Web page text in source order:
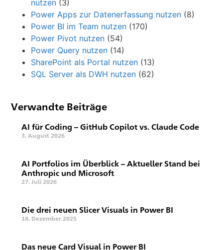
nutzen (3)
Power Apps zur Datenerfassung nutzen (8)
Power BI im Team nutzen (170)
Power Pivot nutzen (54)
Power Query nutzen (14)
SharePoint als Portal nutzen (13)
SQL Server als DWH nutzen (62)
Verwandte Beiträge
AI für Coding – GitHub Copilot vs. Claude Code
3. August 2026
AI Portfolios im Überblick – Aktueller Stand bei
Anthropic und Microsoft
27. Juli 2026
Die drei neuen Slicer Visuals in Power BI
18. Dezember 2025
Das neue Card Visual in Power BI